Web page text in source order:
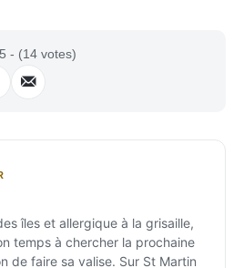
- (14 votes)
îles et allergique à la grisaille,
temps à chercher la prochaine
de faire sa valise. Sur St Martin